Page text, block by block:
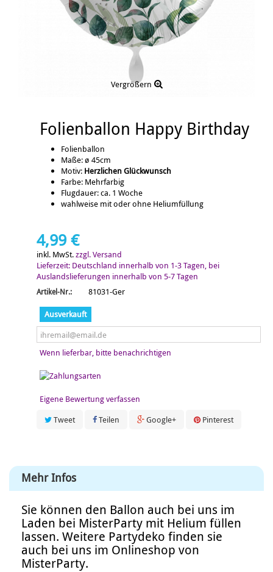
Vergrößern
Folienballon Happy Birthday
Folienballon
Maße: ø 45cm
Motiv: Herzlichen Glückwunsch
Farbe: Mehrfarbig
Flugdauer: ca. 1 Woche
wahlweise mit oder ohne Heliumfüllung
4,99 €
inkl. MwSt.zzgl. Versand
Lieferzeit: Deutschland innerhalb von 1-3 Tagen, bei
Auslandslieferungen innerhalb von 5-7 Tagen
Artikel-Nr.: 81031-Ger
Ausverkauft
Wenn lieferbar, bitte benachrichtigen
Eigene Bewertung verfassen
Tweet
Teilen Google+ Pinterest
Mehr Infos
Sie können den Ballon auch bei uns im
Laden bei MisterParty mit Helium füllen
lassen. Weitere Partydeko finden sie
auch bei uns im Onlineshop von
MisterParty.